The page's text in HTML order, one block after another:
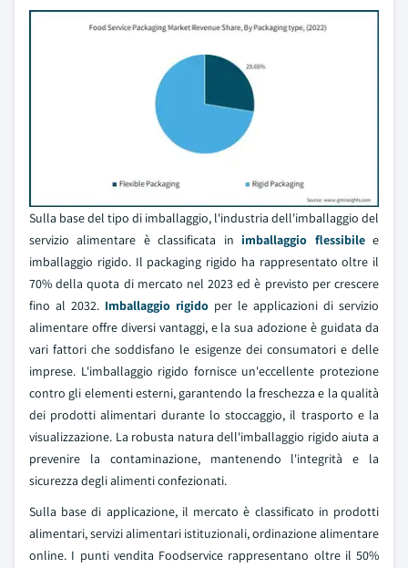
Sulla base del tipo di imballaggio, l'industria dell'imballaggio del
servizio alimentare è classificata in imballaggio flessibilee
imballaggio rigido. Il packaging rigido ha rappresentato oltre il
70% della quota di mercato nel 2023 ed è previsto per crescere
fino al 2032. Imballaggio rigido per le applicazioni di servizio
alimentare offre diversi vantaggi, e la sua adozione è guidata da
vari fattori che soddisfano le esigenze dei consumatori e delle
imprese. L'imballaggio rigido fornisce un'eccellente protezione
contro gli elementi esterni, garantendo la freschezza e la qualità
dei prodotti alimentari durante lo stoccaggio, il trasporto e la
visualizzazione. La robusta natura dell'imballaggio rigido aiuta a
prevenire la contaminazione, mantenendo l'integrità e la
sicurezza degli alimenti confezionati.
Sulla base di applicazione, il mercato è classificato in prodotti
alimentari, servizi alimentari istituzionali, ordinazione alimentare
online. I punti vendita Foodservice rappresentano oltre il 50%